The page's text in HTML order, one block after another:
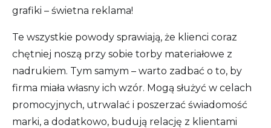
grafiki – świetna reklama!
Te wszystkie powody sprawiają, że klienci coraz
chętniej noszą przy sobie torby materiałowe z
nadrukiem. Tym samym – warto zadbać o to, by
firma miała własny ich wzór. Mogą służyć w celach
promocyjnych, utrwalać i poszerzać świadomość
marki, a dodatkowo, budują relację z klientami